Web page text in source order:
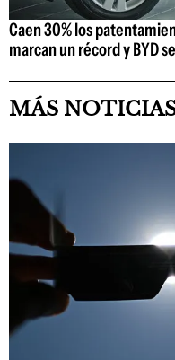
Caen 30% los
marcan un récord y BYD
MÁS